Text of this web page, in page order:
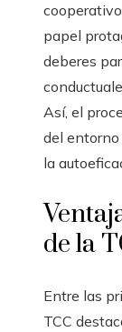
papel
deberes
Así, el
del
la
de la
Entre las
TCC